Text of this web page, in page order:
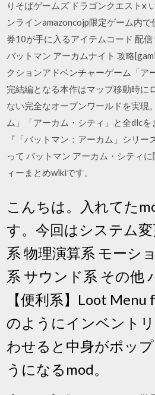
りそばゲームズ ドラゴンクエストx
ンラインamazoncojp限定ゲーム内
券10が手に入るアイテムコード 配
バットマン アーカムナイト 攻略
クションアドベンチャーゲーム「ア
完結編となる本作はマップ移動時に
ない完全なオープンワールドを実現
ム」「アーカム・シティ」と全dlc
『「バットマン：アーカム」シリ
って バットマン アーカム・シティ
ィーまとめwikiです。
こんちは。入れてた
す。今回はシステム
系 物理演算系 モーシ
系 サウンド系 その他
【便利系】Loot
のようにインベント
わせると中身がポッ
うになるmod。